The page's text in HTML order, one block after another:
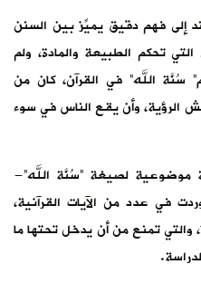
إلى فهم دقيق يميِّز بين السنن
تحكم الطبيعة والمادة، ولم
سُنَّة الله” في القرآن، كان من
الرؤية، وأن يقع الناس في سوء
موضوعية لصيغة “سُنَّة الله”-
في عدد من الآيات القرآنية،
والتي تمنع من أن يدخل تحتها ما